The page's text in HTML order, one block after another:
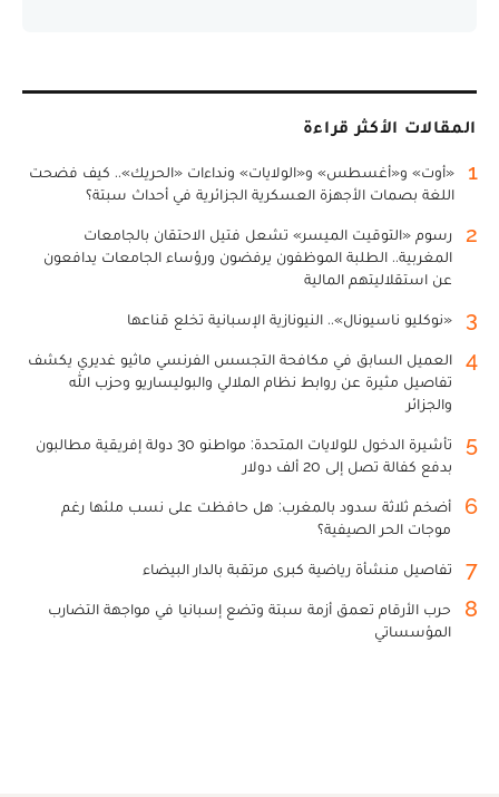
المقالات الأكثر قراءة
1
«أوت» و«أغسطس» و«الولايات» ونداءات «الحريك».. كيف فضحت
اللغة بصمات الأجهزة العسكرية الجزائرية في أحداث سبتة؟
2
رسوم «التوقيت الميسر» تشعل فتيل الاحتقان بالجامعات
المغربية.. الطلبة الموظفون يرفضون ورؤساء الجامعات يدافعون
عن استقلاليتهم المالية
3 «نوكليو ناسيونال».. النيونازية الإسبانية تخلع قناعها
4
العميل السابق في مكافحة التجسس الفرنسي ماثيو غديري يكشف
تفاصيل مثيرة عن روابط نظام الملالي والبوليساريو وحزب الله
والجزائر
5
تأشيرة الدخول للولايات المتحدة: مواطنو 30 دولة إفريقية مطالبون
بدفع كفالة تصل إلى 20 ألف دولار
6
أضخم ثلاثة سدود بالمغرب: هل حافظت على نسب ملئها رغم
موجات الحر الصيفية؟
7 تفاصيل منشأة رياضية كبرى مرتقبة بالدار البيضاء
8
حرب الأرقام تعمق أزمة سبتة وتضع إسبانيا في مواجهة التضارب
المؤسساتي